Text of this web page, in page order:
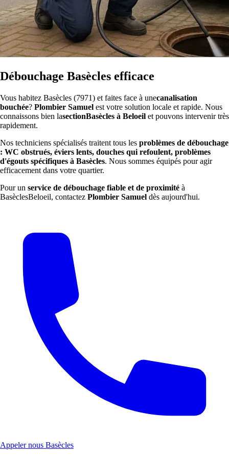
Débouchage Basècles efficace
Vous habitez Basècles (7971) et faites face à unecanalisation
bouchée? Plombier Samuel est votre solution locale et rapide. Nous
connaissons bien lasectionBasècles à Beloeil et pouvons intervenir très
rapidement.
Nos techniciens spécialisés traitent tous les problèmes de débouchage
: WC obstrués, éviers lents, douches qui refoulent, problèmes
d'égouts spécifiques à Basècles. Nous sommes équipés pour agir
efficacement dans votre quartier.
Pour un service de débouchage fiable et de proximité à
BasèclesBeloeil, contactez Plombier Samuel dès aujourd'hui.
Appeler nous Basècles